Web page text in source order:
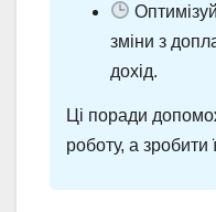
зміни з
дохід.
Ці поради
роботу, а зробити